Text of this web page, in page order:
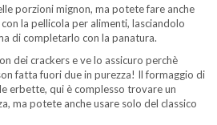
porzioni mignon, ma potete fare anche
la pellicola per alimenti, lasciandolo
di completarlo con la panatura.
dei crackers e ve lo assicuro perchè
fatta fuori due in purezza! Il formaggio di
erbette, qui è complesso trovare un
ma potete anche usare solo del classico